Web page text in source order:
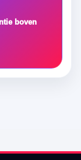
boven